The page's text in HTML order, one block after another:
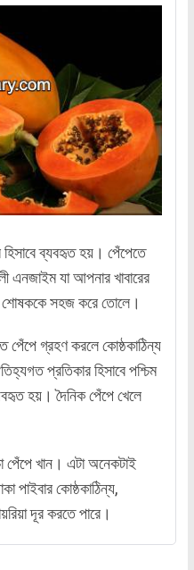
ব্যবহৃত হয়। পেঁপেতে
এনজাইম যা আপনার খাবারের
শোষককে সহজ করে তোলে।
পেঁপে গ্রহণ করলে কোষ্ঠকাঠিন্য
প্রতিকার হিসাবে পশ্চিম
হয়। দৈনিক পেঁপে খেলে
পেঁপে খান। এটা অনেকটাই
পাইবার কোষ্ঠকাঠিন্য,
দূর করতে পারে।